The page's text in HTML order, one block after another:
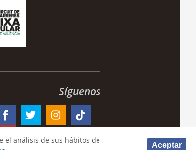
Síguenos
el análisis de sus hábitos de
Aceptar